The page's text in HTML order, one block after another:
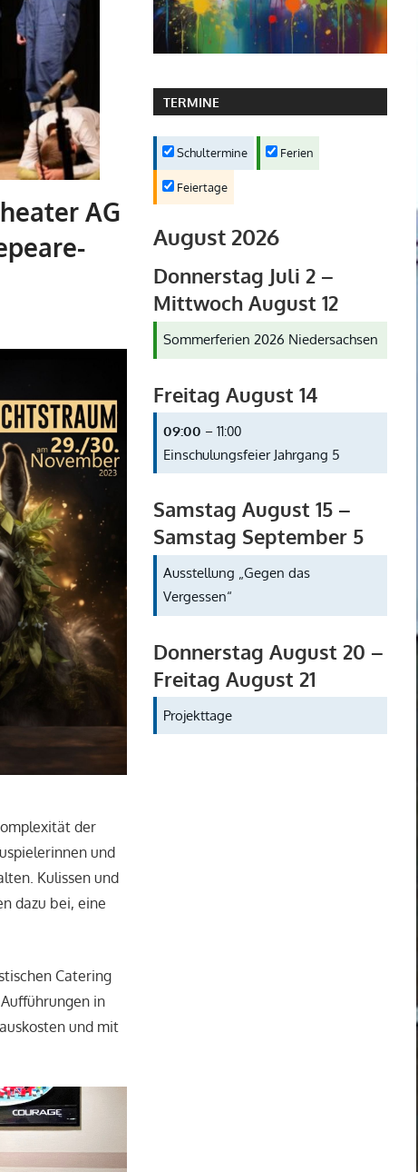
AG
der
und
Kulissen und
dazu bei, eine
Catering
in
und mit
TERMINE
Schultermine Ferien
Feiertage
August 2026
Donnerstag Juli 2–
Mittwoch August 12
Sommerferien 2026 Niedersachsen
Freitag August 14
09:00 – 11:00
Einschulungsfeier Jahrgang 5
Samstag August 15–
Samstag September 5
Ausstellung „Gegen das
Vergessen“
Donnerstag August 20 –
Freitag August 21
Projekttage